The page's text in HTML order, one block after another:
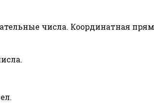
числа. Координатная